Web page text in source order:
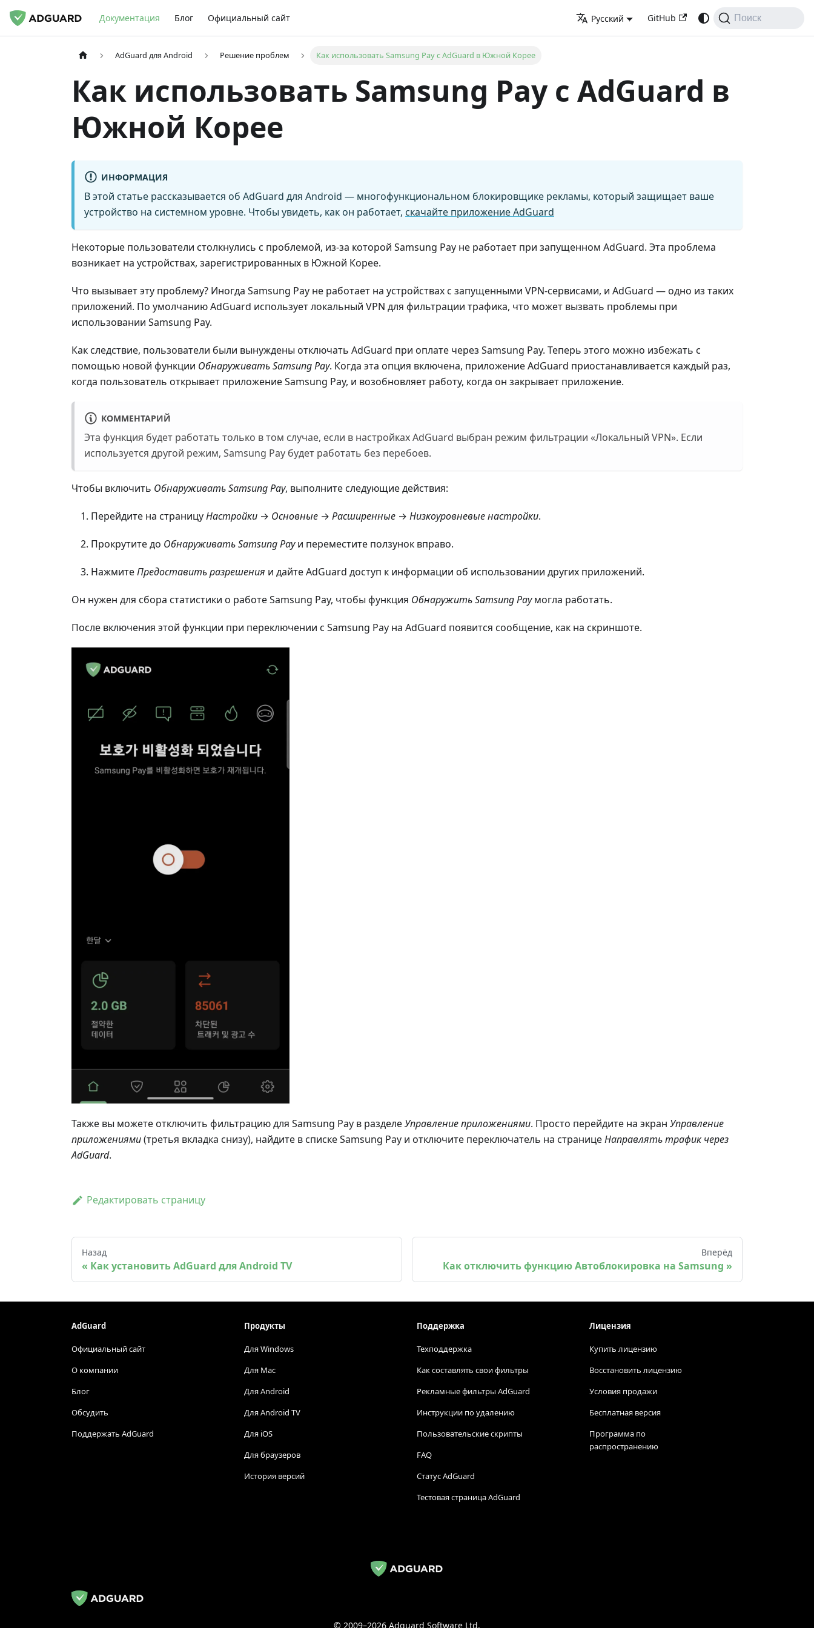
Документация Блог Официальный сайт Русский GitHub Поиск
AdGuard для Android Решение проблем Как использовать Samsung Pay с AdGuard в Южной Корее
Как использовать Samsung Pay с AdGuard в
Южной Корее
ИНФОРМАЦИЯ
В этой статье рассказывается об AdGuard для Android — многофункциональном блокировщике рекламы, который защищает ваше
устройство на системном уровне. Чтобы увидеть, как он работает, скачайте приложение AdGuard
Некоторые пользователи столкнулись с проблемой, из-за которой Samsung Pay не работает при запущенном AdGuard. Эта проблема
возникает на устройствах, зарегистрированных в Южной Корее.
Что вызывает эту проблему? Иногда Samsung Pay не работает на устройствах с запущенными VPN-сервисами, и AdGuard — одно из таких
приложений. По умолчанию AdGuard использует локальный VPN для фильтрации трафика, что может вызвать проблемы при
использовании Samsung Pay.
Как следствие, пользователи были вынуждены отключать AdGuard при оплате через Samsung Pay. Теперь этого можно избежать с
помощью новой функции Обнаруживать Samsung Pay. Когда эта опция включена, приложение AdGuard приостанавливается каждый раз,
когда пользователь открывает приложение Samsung Pay, и возобновляет работу, когда он закрывает приложение.
КОММЕНТАРИЙ
Эта функция будет работать только в том случае, если в настройках AdGuard выбран режим фильтрации «Локальный VPN». Если
используется другой режим, Samsung Pay будет работать без перебоев.
Чтобы включить Обнаруживать Samsung Pay, выполните следующие действия:
Перейдите на страницуНастройки → Основные → Расширенные → Низкоуровневые настройки.
Прокрутите до Обнаруживать Samsung Payи переместите ползунок вправо.
НажмитеПредоставить разрешения и дайте AdGuard доступ к информации об использовании других приложений.
Он нужен для сбора статистики о работе Samsung Pay, чтобы функция Обнаружить Samsung Payмогла работать.
После включения этой функции при переключении с Samsung Pay на AdGuard появится сообщение, как на скриншоте.
Также вы можете отключить фильтрацию для Samsung Pay в разделеУправление приложениями. Просто перейдите на экран Управление
приложениями(третья вкладка снизу), найдите в списке Samsung Pay и отключите переключатель на страницеНаправлять трафик через
AdGuard.
Редактировать страницу
Назад
Как установить AdGuard для Android TV
Вперёд
Как отключить функцию Автоблокировка на Samsung
AdGuard
Официальный сайт
О компании
Блог
Обсудить
Поддержать AdGuard
Продукты
Для Windows
Для Mac
Для Android
Для Android TV
Для iOS
Для браузеров
История версий
Поддержка
Техподдержка
Как составлять свои фильтры
Рекламные фильтры AdGuard
Инструкции по удалению
Пользовательские скрипты
FAQ
Статус AdGuard
Тестовая страница AdGuard
Лицензия
Купить лицензию
Восстановить лицензию
Условия продажи
Бесплатная версия
Программа по
распространению
© 2009–2026 Adguard Software Ltd.